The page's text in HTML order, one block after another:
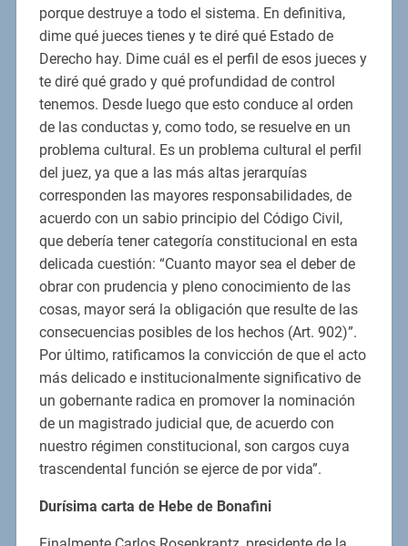
porque destruye a todo el sistema. En definitiva,
dime qué jueces tienes y te diré qué Estado de
Derecho hay. Dime cuál es el perfil de esos jueces y
te diré qué grado y qué profundidad de control
tenemos. Desde luego que esto conduce al orden
de las conductas y, como todo, se resuelve en un
problema cultural. Es un problema cultural el perfil
del juez, ya que a las más altas jerarquías
corresponden las mayores responsabilidades, de
acuerdo con un sabio principio del Código Civil,
que debería tener categoría constitucional en esta
delicada cuestión: “Cuanto mayor sea el deber de
obrar con prudencia y pleno conocimiento de las
cosas, mayor será la obligación que resulte de las
consecuencias posibles de los hechos (Art. 902)”.
Por último, ratificamos la convicción de que el acto
más delicado e institucionalmente significativo de
un gobernante radica en promover la nominación
de un magistrado judicial que, de acuerdo con
nuestro régimen constitucional, son cargos cuya
trascendental función se ejerce de por vida”.
Durísima carta de Hebe de Bonafini